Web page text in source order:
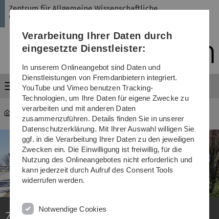
Direkt
Direkt
Direkt
(Sprache,
Drucken,
Media)
Direkt
Direkt
Zentrum für Allgemeine Wissenschaftliche
Weiterbildung
Menü
Verarbeitung Ihrer Daten durch
eingesetzte Dienstleister:
In unserem Onlineangebot sind Daten und
Dienstleistungen von Fremdanbietern integriert.
YouTube und Vimeo benutzen Tracking-
Technologien, um Ihre Daten für eigene Zwecke zu
verarbeiten und mit anderen Daten
zusammenzuführen. Details finden Sie in unserer
Datenschutzerklärung. Mit Ihrer Auswahl willigen Sie
ggf. in die Verarbeitung Ihrer Daten zu den jeweiligen
Zwecken ein. Die Einwilligung ist freiwillig, für die
Nutzung des Onlineangebotes nicht erforderlich und
kann jederzeit durch Aufruf des Consent Tools
widerrufen werden.
Notwendige Cookies